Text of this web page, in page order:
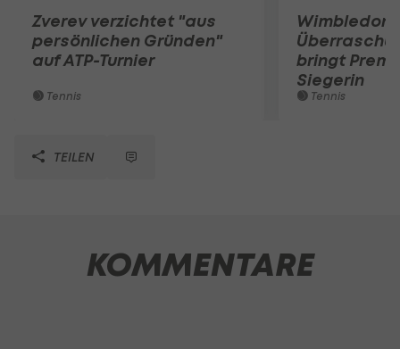
Zverev verzichtet "aus
persönlichen Gründen"
auf ATP-Turnier
Tennis
Wimbledon:
bringt
Siegerin
Tennis
TEILEN
KOMMENTARE